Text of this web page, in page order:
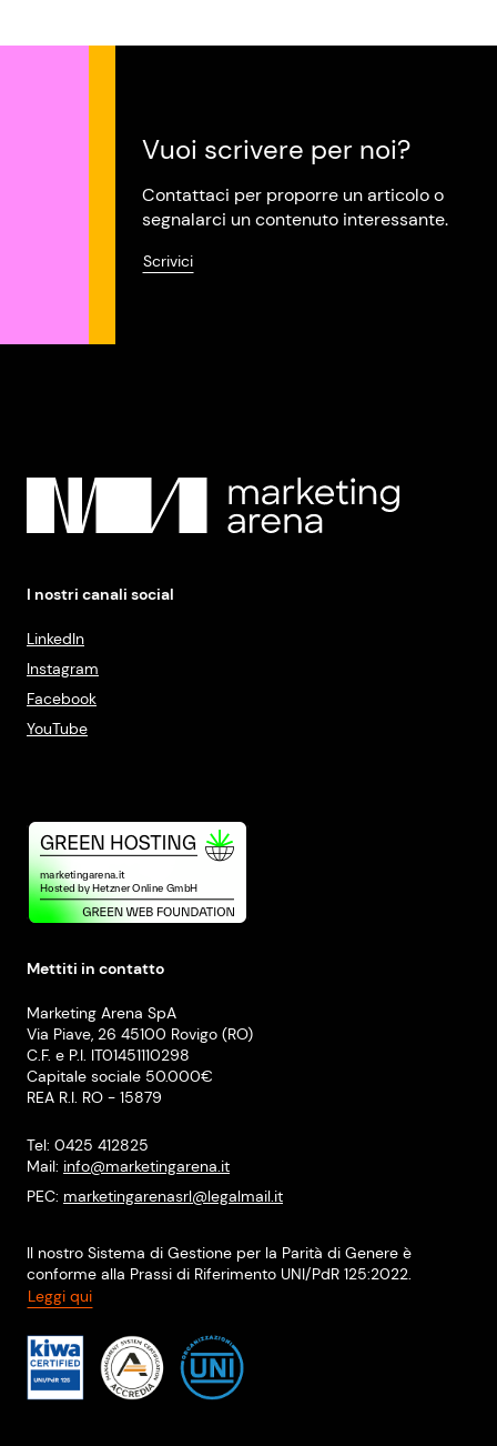
Vuoi scrivere per noi?
Contattaci per proporre un articolo o
segnalarci un contenuto interessante.
Scrivici
I nostri canali social
LinkedIn
Instagram
Facebook
YouTube
Mettiti in contatto
Marketing Arena SpA
Via Piave, 26 45100 Rovigo (RO)
C.F. e P.I. IT01451110298
Capitale sociale 50.000€
REA R.I. RO - 15879
Tel: 0425 412825
Mail: info@marketingarena.it
PEC: marketingarenasrl@legalmail.it
Il nostro Sistema di Gestione per la Parità di Genere è
conforme alla Prassi di Riferimento UNI/PdR 125:2022.
Leggi qui